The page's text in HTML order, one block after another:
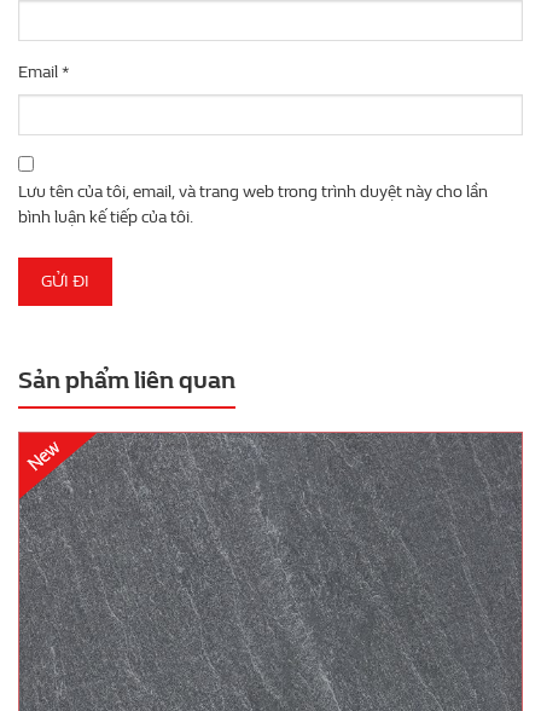
Email*
Lưu tên của tôi, email, và trang web trong trình duyệt này cho lần
bình luận kế tiếp của tôi.
Sản phẩm liên quan